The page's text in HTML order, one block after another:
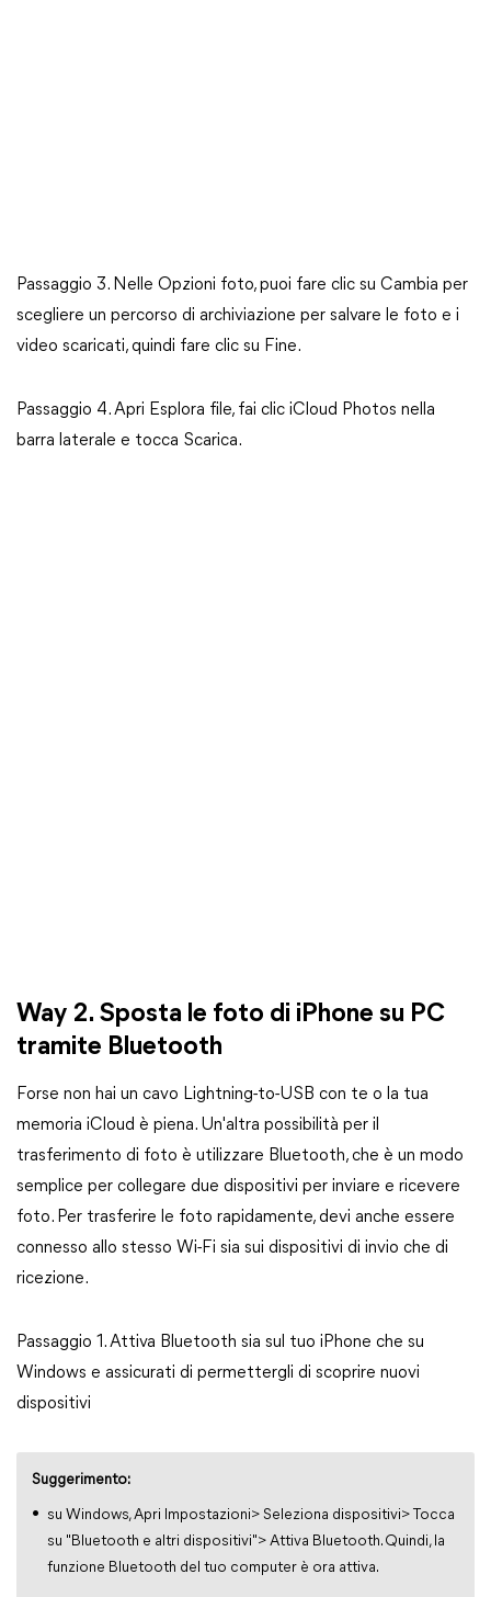
Passaggio 3. Nelle Opzioni foto, puoi fare clic su Cambia per
scegliere un percorso di archiviazione per salvare le foto e i
video scaricati, quindi fare clic su Fine.
Passaggio 4. Apri Esplora file, fai clic iCloud Photos nella
barra laterale e tocca Scarica.
Way 2. Sposta le foto di iPhone su PC
tramite Bluetooth
Forse non hai un cavo Lightning-to-USB con te o la tua
memoria iCloud è piena. Un'altra possibilità per il
trasferimento di foto è utilizzare Bluetooth, che è un modo
semplice per collegare due dispositivi per inviare e ricevere
foto. Per trasferire le foto rapidamente, devi anche essere
connesso allo stesso Wi-Fi sia sui dispositivi di invio che di
ricezione.
Passaggio 1. Attiva Bluetooth sia sul tuo iPhone che su
Windows e assicurati di permettergli di scoprire nuovi
dispositivi
Suggerimento:
su Windows, Apri Impostazioni> Seleziona dispositivi> Tocca
su "Bluetooth e altri dispositivi"> Attiva Bluetooth. Quindi, la
funzione Bluetooth del tuo computer è ora attiva.